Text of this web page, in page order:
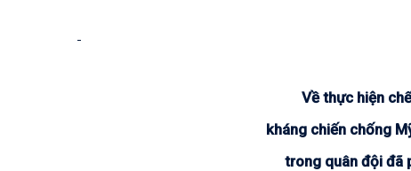
Về thực hiện
kháng chiến chống
trong quân đội đã